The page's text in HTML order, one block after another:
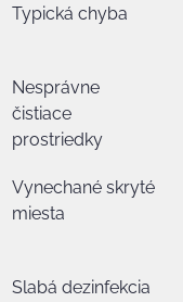
Typická chyba
Nesprávne
čistiace
prostriedky
Vynechané skryté
miesta
Slabá dezinfekcia